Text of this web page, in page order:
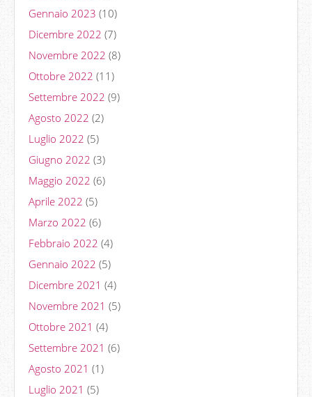
Gennaio 2023 (10)
Dicembre 2022 (7)
Novembre 2022 (8)
Ottobre 2022 (11)
Settembre 2022 (9)
Agosto 2022 (2)
Luglio 2022 (5)
Giugno 2022 (3)
Maggio 2022 (6)
Aprile 2022 (5)
Marzo 2022 (6)
Febbraio 2022 (4)
Gennaio 2022 (5)
Dicembre 2021 (4)
Novembre 2021 (5)
Ottobre 2021 (4)
Settembre 2021 (6)
Agosto 2021 (1)
Luglio 2021 (5)